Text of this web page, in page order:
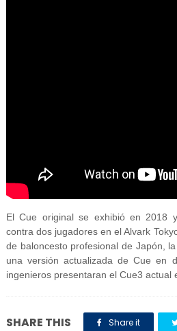
El Cue original se exhibió en 2018
contra dos jugadores en el Alvark
de baloncesto profesional de Japón,
una versión actualizada de Cue en
ingenieros presentaran el Cue3 actual
SHARE THIS Share it